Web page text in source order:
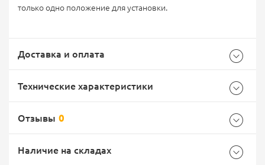
только одно положение для установки.
Доставка и оплата
Доставка Почтой России
EMS Почта России
Технические характеристики
Бренд Mr.Blade
Отзывы 0
Наличие на складах